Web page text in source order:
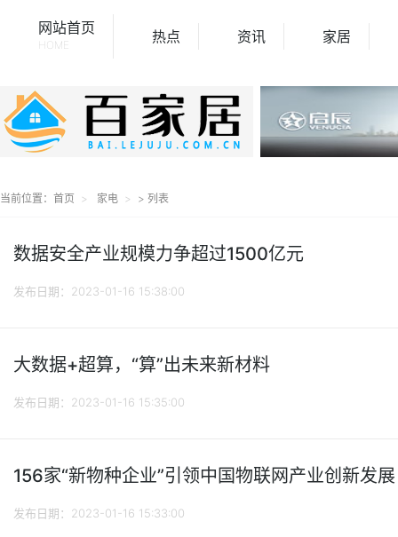
网站首页
HOME 热点 资讯 家居
当前位置： 首页 家电 > 列表
数据安全产业规模力争超过1500亿元
发布日期：2023-01-16 15:38:00
大数据+超算，“算”出未来新材料
发布日期：2023-01-16 15:35:00
156家“新物种企业”引领中国物联网产业创新发展
发布日期：2023-01-16 15:33:00